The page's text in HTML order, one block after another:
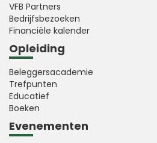
VFB Partners
Bedrijfsbezoeken
Financiële kalender
Opleiding
Beleggersacademie
Trefpunten
Educatief
Boeken
Evenementen